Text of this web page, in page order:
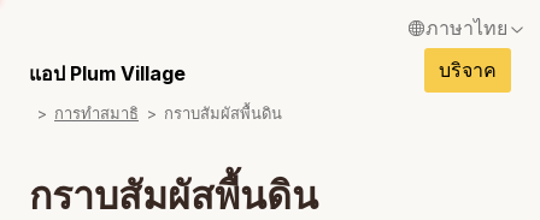
ภาษาไทย
English / อังกฤษ
แอป Plum Village บริจาค
การทำสมาธิ กราบสัมผัสพื้นดิน
กราบสัมผัสพื้นดิน